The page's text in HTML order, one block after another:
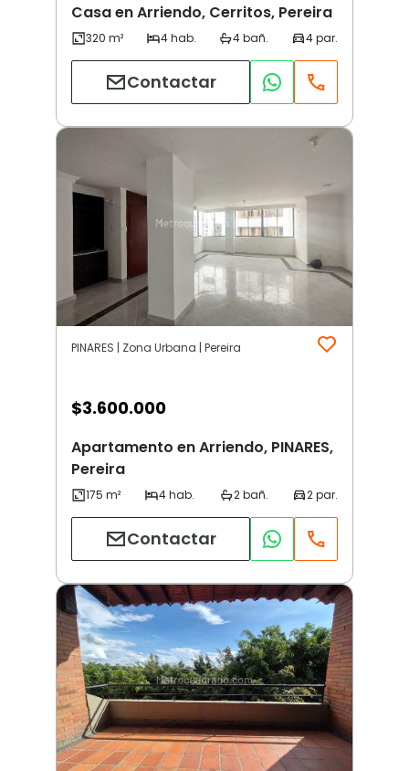
Casa en Arriendo, Cerritos, Pereira
Contactar
PINARES | Zona Urbana | Pereira
$3.600.000
Apartamento en Arriendo, PINARES,
Pereira
Contactar